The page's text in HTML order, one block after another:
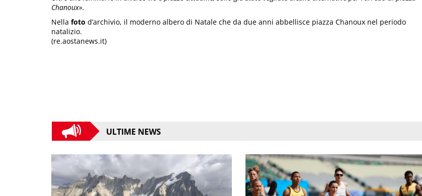
Chanoux».
Nella foto d’archivio, il moderno albero di Natale che da due anni abbellisce piazza Chanoux nel periodo
natalizio.
(re.aostanews.it)
ULTIME NEWS